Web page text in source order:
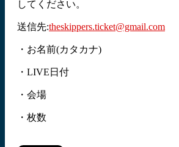
してください。
送信先:theskippers.ticket@gmail.com
・お名前(カタカナ)
・LIVE日付
・会場
・枚数